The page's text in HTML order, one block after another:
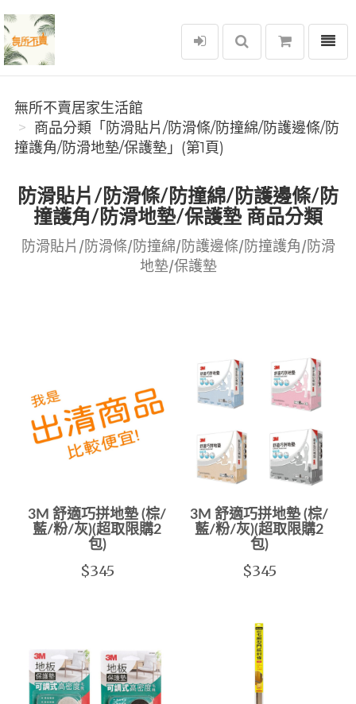
無所不賣居家生活館
選單
無所不賣居家生活館
商品分類「防滑貼片/防滑條/防撞綿/防護邊條/防
撞護角/防滑地墊/保護墊」(第1頁)
防滑貼片/防滑條/防撞綿/防護邊條/防
撞護角/防滑地墊/保護墊 商品分類
防滑貼片/防滑條/防撞綿/防護邊條/防撞護角/防滑
地墊/保護墊
3M 舒適巧拼地墊 (棕/
藍/粉/灰)(超取限購2
包)
$345
3M 舒適巧拼地墊 (棕/
藍/粉/灰)(超取限購2
包)
$345